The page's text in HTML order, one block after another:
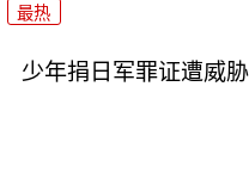
最热
少年捐日军罪证遭威